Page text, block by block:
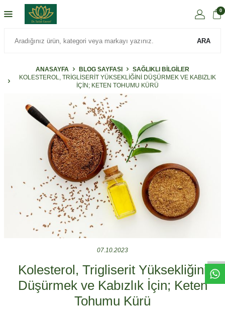
ARA
0
ANASAYFA BLOG SAYFASI
SAĞLIKLI BILGILER
KOLESTEROL, TRIGLISERIT YÜKSEKLIĞINI DÜŞÜRMEK VE KABIZLIK
İÇIN; KETEN TOHUMU KÜRÜ
07.10.2023
Kolesterol, Trigliserit Yüksekliğini
Düşürmek ve Kabızlık İçin; Keten
Tohumu Kürü